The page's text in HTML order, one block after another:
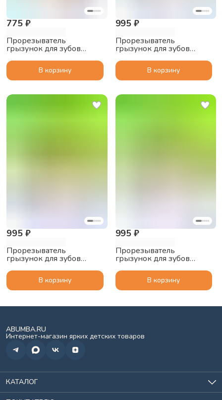
775 ₽
Прорезыватель
грызунок для зубов
мес., силиконовый,
жёлтый В корзину
995 ₽
Прорезыватель
грызунок для зубов
3+ мес., силиконовый,
красныйВ корзину
995 ₽
Прорезыватель
грызунок для зубов
3+ мес., силиконовый,
оранжевыйВ корзину
995 ₽
Прорезыватель
грызунок для зубов
3+ мес., силиконовый,
розовыйВ корзину
ABUMBA.RU
Интернет-магазин ярких детских товаров
КАТАЛОГ
Игрушки